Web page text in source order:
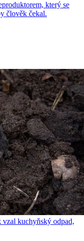
který se
člověk čekal.
vzal kuchyňský odpad,